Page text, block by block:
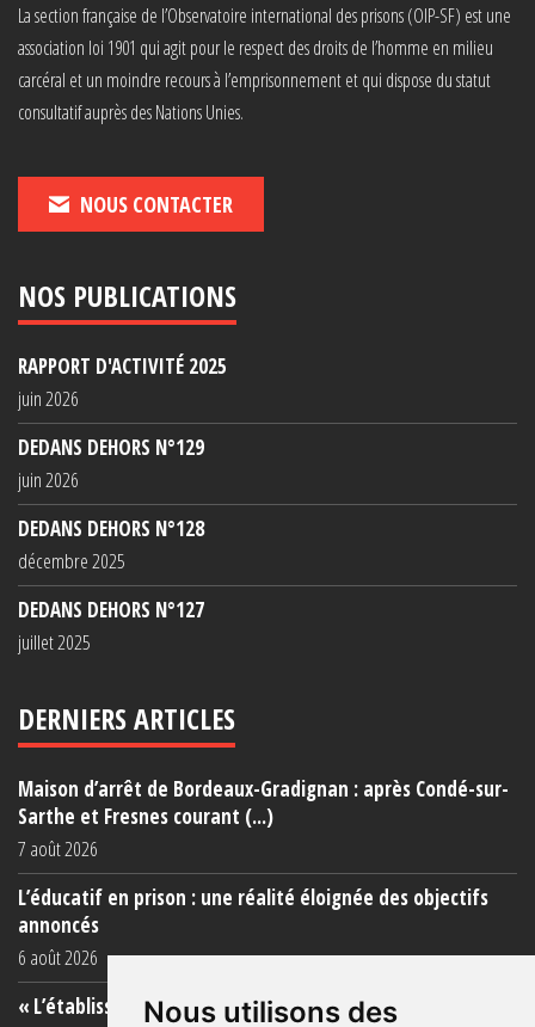
Nous utilisons des
La section française de l’Observatoire international des prisons (OIP-SF) est une
association loi 1901 qui agit pour le respect des droits de l’homme en milieu
carcéral et un moindre recours à l’emprisonnement et qui dispose du statut
consultatif auprès des Nations Unies.
NOUS CONTACTER
NOS PUBLICATIONS
RAPPORT D'ACTIVITÉ 2025
juin 2026
DEDANS DEHORS N°129
juin 2026
DEDANS DEHORS N°128
décembre 2025
DEDANS DEHORS N°127
juillet 2025
DERNIERS ARTICLES
Maison d’arrêt de Bordeaux-Gradignan : après Condé-sur-
Sarthe et Fresnes courant (...)
7 août 2026
L’éducatif en prison : une réalité éloignée des objectifs
annoncés
6 août 2026
« L’établissement est une porcherie totale »